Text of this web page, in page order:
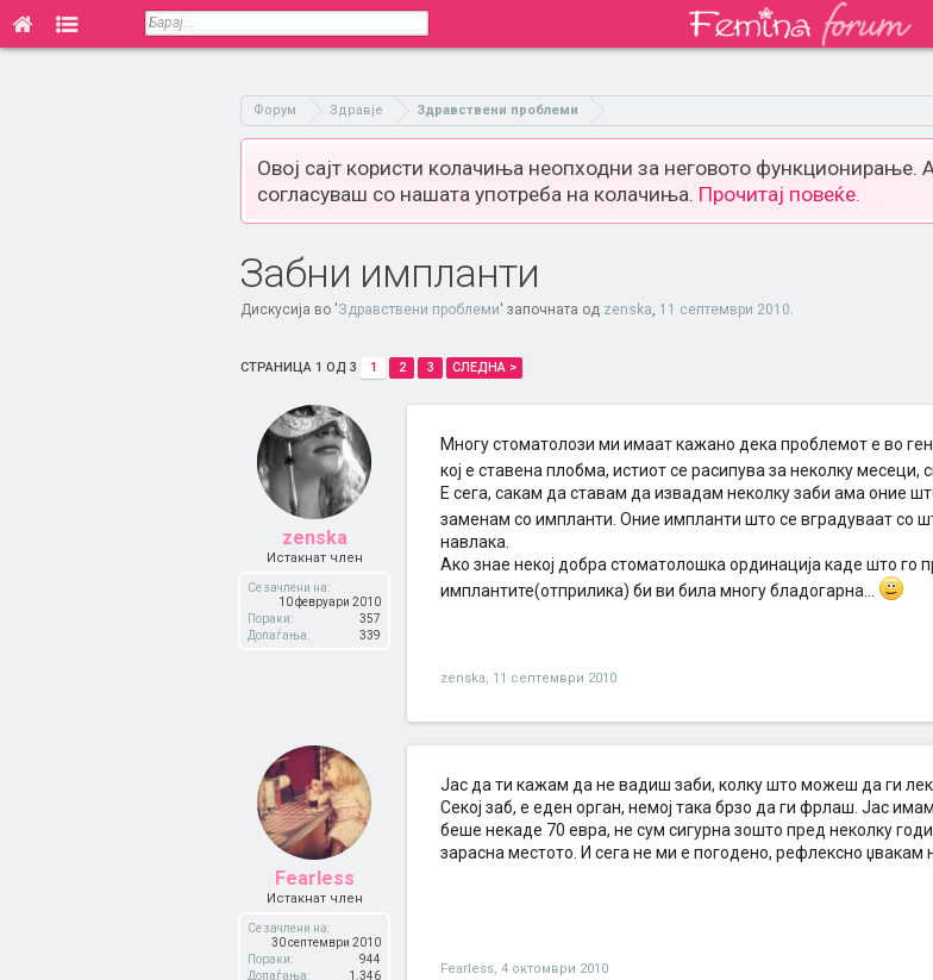
Форум Здравје Здравствени проблеми
Овој сајт користи колачиња неопходни за неговото
согласуваш со нашата употреба на колачиња. Прочитај повеќе.
Забни импланти
Дискусија во 'Здравствени проблеми' започната од zenska, 11 септември 2010.
СТРАНИЦА 1 ОД 3 1 2 3 СЛЕДНА >
zenska
Истакнат член
Се зачлени на:
10 февруари 2010
Пораки:
357
Допаѓања:
339
Многу стоматолози ми имаат кажано дека проблемот е во
кој е ставена плобма, истиот се расипува за неколку
Е сега, сакам да ставам да извадам неколку заби ама оние
заменам со импланти. Оние импланти што се вградуваат со
навлака.
Ако знае некој добра стоматолошка ординација каде што го
имплантите(отприлика) би ви била многу бладогарна...
zenska, 11 септември 2010
Fearless
Истакнат член
Се зачлени на:
30 септември 2010
Пораки:
944
Допаѓања:
1.346
Јас да ти кажам да не вадиш заби, колку што можеш да ги
Секој заб, е еден орган, немој така брзо да ги фрлаш. Јас
беше некаде 70 евра, не сум сигурна зошто пред неколку
зарасна местото. И сега не ми е погодено, рефлексно џвакам
Fearless, 4 октомври 2010